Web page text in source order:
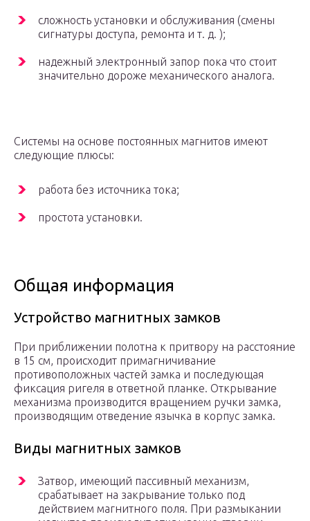
сложность установки и обслуживания (смены
сигнатуры доступа, ремонта и т. д. );
надежный электронный запор пока что стоит
значительно дороже механического аналога.
Системы на основе постоянных магнитов имеют
следующие плюсы:
работа без источника тока;
простота установки.
Общая информация
Устройство магнитных замков
При приближении полотна к притвору на расстояние
в 15 см, происходит примагничивание
противоположных частей замка и последующая
фиксация ригеля в ответной планке. Открывание
механизма производится вращением ручки замка,
производящим отведение язычка в корпус замка.
Виды магнитных замков
Затвор, имеющий пассивный механизм,
срабатывает на закрывание только под
действием магнитного поля. При размыкании